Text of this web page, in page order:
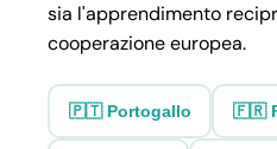
sia l'apprendimento
cooperazione europea.
🇵🇹 Portogallo 🇫🇷